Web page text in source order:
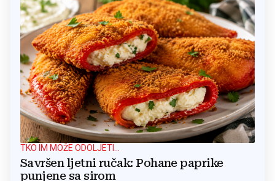
TKO IM MOŽE ODOLJETI...
Savršen ljetni ručak: Pohane paprike
punjene sa sirom